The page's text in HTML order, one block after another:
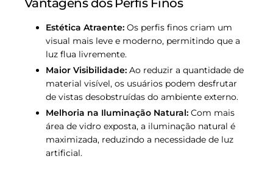
Estética Atraente: Os perfis finos criam um
visual mais leve e moderno, permitindo que a
luz flua livremente.
Maior Visibilidade: Ao reduzir a quantidade de
material visível, os usuários podem desfrutar
de vistas desobstruídas do ambiente externo.
Melhoria na Iluminação Natural: Com mais
área de vidro exposta, a iluminação natural é
maximizada, reduzindo a necessidade de luz
artificial.